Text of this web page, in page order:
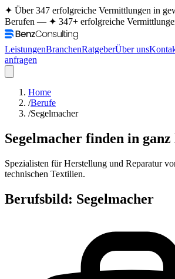
✦ Über 347 erfolgreiche Vermittlungen in
Berufen — ✦ 347+ erfolgreiche
LeistungenBranchenRatgeberÜber uns
anfragen
Home
/Berufe
/Segelmacher
Segelmacher finden in ganz
Spezialisten für Herstellung und Reparatur
technischen Textilien.
Berufsbild: Segelmacher